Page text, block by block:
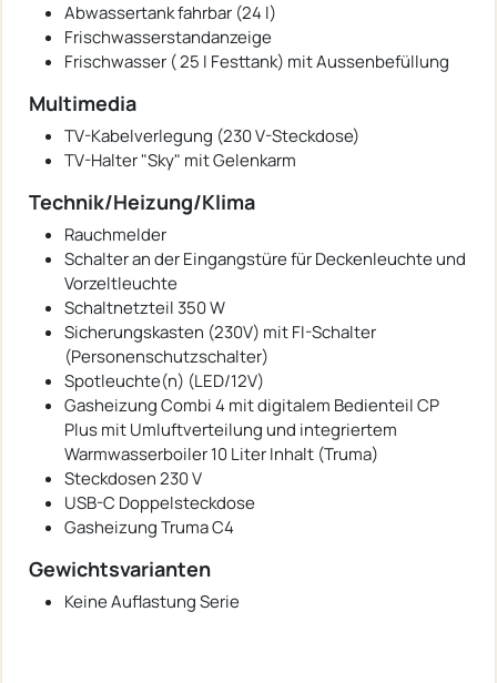
Abwassertank fahrbar (24 l)
Frischwasserstandanzeige
Frischwasser ( 25 l Festtank) mit Aussenbefüllung
Multimedia
TV-Kabelverlegung (230 V-Steckdose)
TV-Halter "Sky" mit Gelenkarm
Technik/Heizung/Klima
Rauchmelder
Schalter an der Eingangstüre für Deckenleuchte und
Vorzeltleuchte
Schaltnetzteil 350 W
Sicherungskasten (230V) mit FI-Schalter
(Personenschutzschalter)
Spotleuchte(n) (LED/12V)
Gasheizung Combi 4 mit digitalem Bedienteil CP
Plus mit Umluftverteilung und integriertem
Warmwasserboiler 10 Liter Inhalt (Truma)
Steckdosen 230 V
USB-C Doppelsteckdose
Gasheizung Truma C4
Gewichtsvarianten
Keine Auflastung Serie